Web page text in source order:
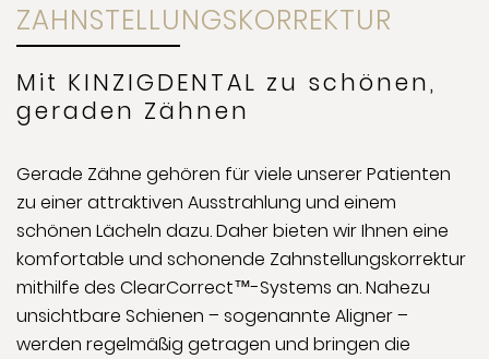
ZAHNSTELLUNGSKORREKTUR
Mit KINZIGDENTAL zu schönen,
geraden Zähnen
Gerade Zähne gehören für viele unserer Patienten
zu einer attraktiven Ausstrahlung und einem
schönen Lächeln dazu. Daher bieten wir Ihnen eine
komfortable und schonende Zahnstellungskorrektur
mithilfe des ClearCorrect™-Systems an. Nahezu
unsichtbare Schienen – sogenannte Aligner –
werden regelmäßig getragen und bringen die